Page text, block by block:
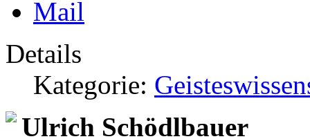
Details
Kategorie:
Ulrich Schödlbauer